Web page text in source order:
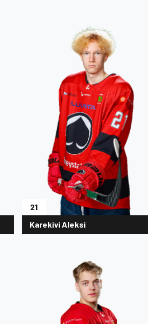
21
Karekivi Aleksi